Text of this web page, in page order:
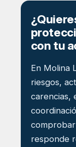
con tu
En Molina
riesgos,
carencias,
responde